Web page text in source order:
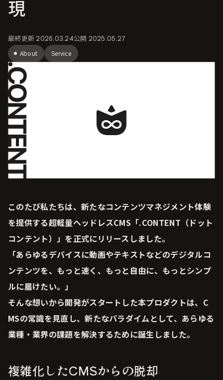
現
最終更新2026.03.24公開 2025.05.27
About Service
このたび私たちは、新たなコンテンツマネジメント体験
を提供する超軽量ヘッドレスCMS「.CONTENT（ドット
コンテント）」を正式にリリースしました。
「あらゆるデバイスに動画やテキストなどのデジタルコ
ンテンツを、もっと速く、もっと自由に、もっとシンプ
ルに届けたい。」
そんな想いから開発がスタートした本プロダクトは、C
MSの常識を見直し、新たなパラダイムとして、あらゆる
業種・業界の課題を解決するために誕生しました。
複雑化したCMSからの脱却